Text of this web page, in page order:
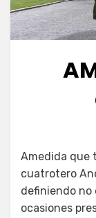
Amedida que
cuatrotero
definiendo no
ocasiones